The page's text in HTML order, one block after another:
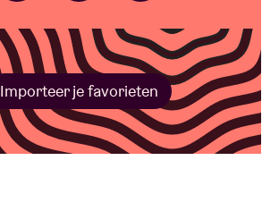
Importeer je favorieten